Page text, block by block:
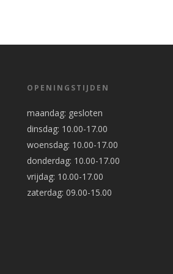
OPENINGSTIJDEN
maandag: gesloten
dinsdag: 10.00-17.00
woensdag: 10.00-17.00
donderdag: 10.00-17.00
vrijdag: 10.00-17.00
zaterdag: 09.00-15.00